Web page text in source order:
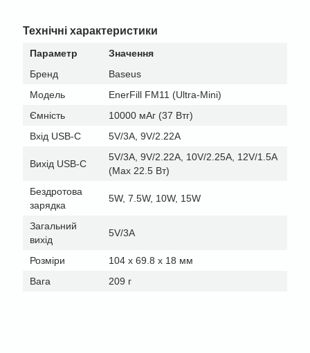
Технічні характеристики
Параметр
Значення
Бренд
Baseus
Модель
EnerFill FM11 (Ultra-Mini)
Ємність
10000 мАг (37 Втг)
Вхід USB-C
5V/3A, 9V/2.22A
Вихід USB-C
5V/3A, 9V/2.22A, 10V/2.25A, 12V/1.5A
(Max 22.5 Вт)
Бездротова
зарядка
5W, 7.5W, 10W, 15W
Загальний
вихід
5V/3A
Розміри
104 х 69.8 х 18 мм
Вага
209 г